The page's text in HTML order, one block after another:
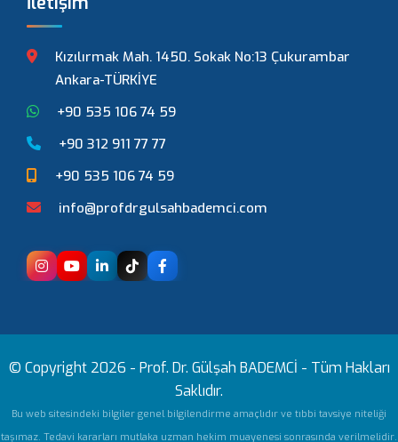
Kızılırmak Mah. 1450. Sokak No:13 Çukurambar
Ankara-TÜRKİYE
+90 535 106 74 59
+90 312 911 77 77
+90 535 106 74 59
info@profdrgulsahbademci.com
© Copyright 2026 - Prof. Dr. Gülşah BADEMCİ - Tüm Hakları
Saklıdır.
Bu web sitesindeki bilgiler genel bilgilendirme amaçlıdır ve tıbbi tavsiye niteliği
taşımaz. Tedavi kararları mutlaka uzman hekim muayenesi sonrasında verilmelidir.